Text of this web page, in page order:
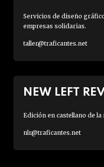
Servicios de diseño
empresas solidarias.
taller@traficantes.net
NEW LEFT
Edición en castellano de la
nlr@traficantes.net